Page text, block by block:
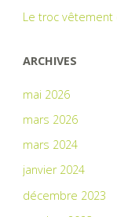
Le troc vêtement
ARCHIVES
mai 2026
mars 2026
mars 2024
janvier 2024
décembre 2023